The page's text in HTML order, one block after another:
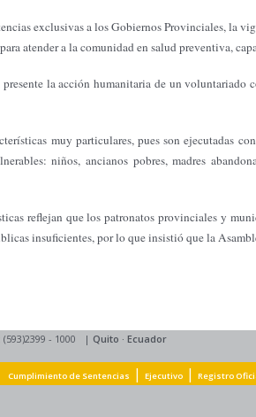
exclusivas a los Gobiernos Provinciales, la
atender a la comunidad en salud preventiva,
la acción humanitaria de un voluntariado
muy particulares, pues son ejecutadas
niños, ancianos pobres, madres
reflejan que los patronatos provinciales y
insuficientes, por lo que insistió quela
- 1000 | Quito · Ecuador
Cumplimiento de Sentencias | Ejecutivo | Registro